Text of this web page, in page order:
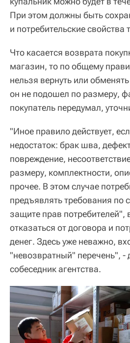
При этом должны быть
и потребительские свойства
Что касается возврата
магазин, то по общему
нельзя вернуть или
он не подошел по размеру,
покупатель передумал,
"Иное правило действует,
недостаток: брак шва,
повреждение,
размеру, комплектности,
прочее. В этом случае
предъявлять требования по
защите прав потребителей",
отказаться от договора и
денег. Здесь уже неважно,
"невозвратный" перечень", -
собеседник агентства.